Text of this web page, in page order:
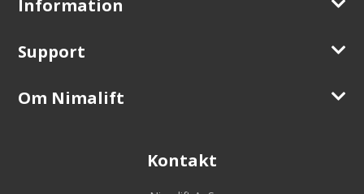
Information
Support
Om Nimalift
Kontakt